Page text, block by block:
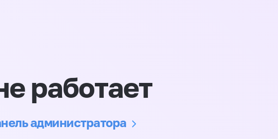
работает
администратора